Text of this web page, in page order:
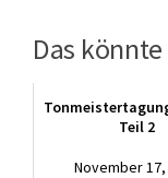
Das
Teil 2
November 17,